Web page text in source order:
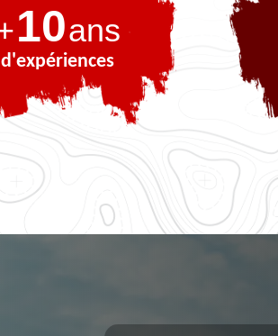
10ans
d'expériences